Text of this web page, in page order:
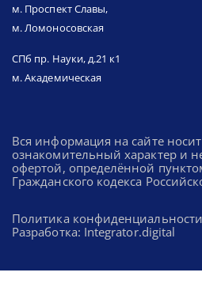
м. Проспект Славы,
м. Ломоносовская
СПб пр. Науки, д.21 к1
м. Академическая
Вся информация на сайте
ознакомительный характер и
офертой, определённой
Гражданского кодекса
Политика конфиденциальности
Разработка: Integrator.digital